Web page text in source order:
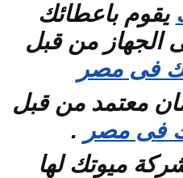
يقوم باعطائك
الجهاز من قبل
فى مصر
معتمد من قبل
فى مصر .
ميوتك لها